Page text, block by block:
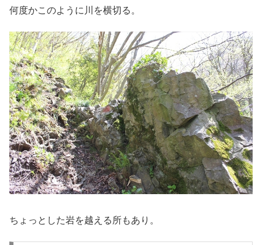
何度かこのように川を横切る。
ちょっとした岩を越える所もあり。